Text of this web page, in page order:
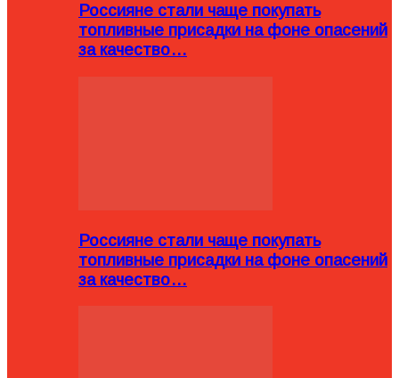
Россияне стали чаще покупать
топливные присадки на фоне опасений
за качество…
Россияне стали чаще покупать
топливные присадки на фоне опасений
за качество…